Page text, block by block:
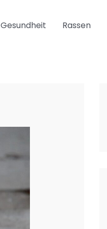
Gesundheit Rassen